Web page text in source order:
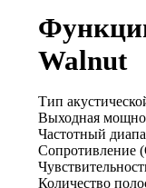
Walnut
Тип
Выходная
Частотный
Сопротивление
Количество